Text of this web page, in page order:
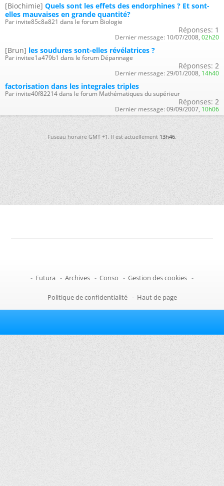
[Biochimie] Quels sont les effets des endorphines ? Et sont-
elles mauvaises en grande quantité?
Par invite85c8a821 dans le forum Biologie
Réponses: 1
Dernier message: 10/07/2008, 02h20
[Brun] les soudures sont-elles révélatrices ?
Par invitee1a479b1 dans le forum Dépannage
Réponses: 2
Dernier message: 29/01/2008, 14h40
factorisation dans les integrales triples
Par invite40f82214 dans le forum Mathématiques du supérieur
Réponses: 2
Dernier message: 09/09/2007, 10h06
Fuseau horaire GMT +1. Il est actuellement13h46.
- Futura - Archives - Conso - Gestion des cookies -
Politique de confidentialité - Haut de page